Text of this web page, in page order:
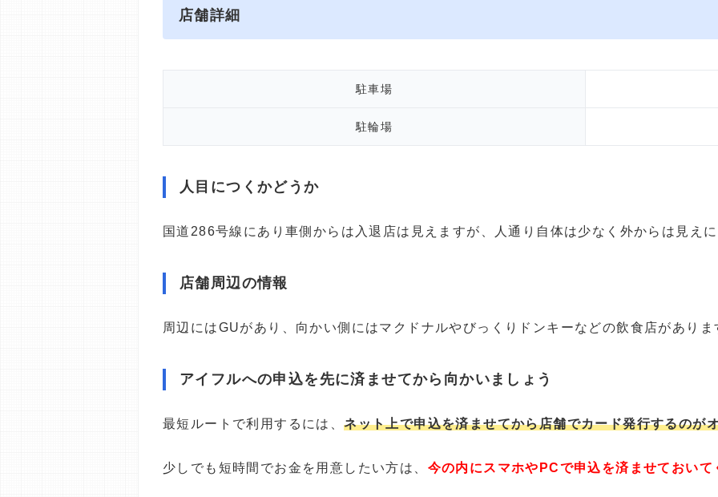
店舗詳細
駐車場
駐輪場
人目につくかどうか
国道286号線にあり車側からは入退店は見えますが、人通り自体は少なく外からは見え
店舗周辺の情報
周辺にはGUがあり、向かい側にはマクドナルやびっくりドンキーなどの飲食店がありま
アイフルへの申込を先に済ませてから向かいましょう
最短ルートで利用するには、ネット上で申込を済ませてから店舗でカード発行するのが
少しでも短時間でお金を用意したい方は、 今の内にスマホやPCで申込を済ませておいて